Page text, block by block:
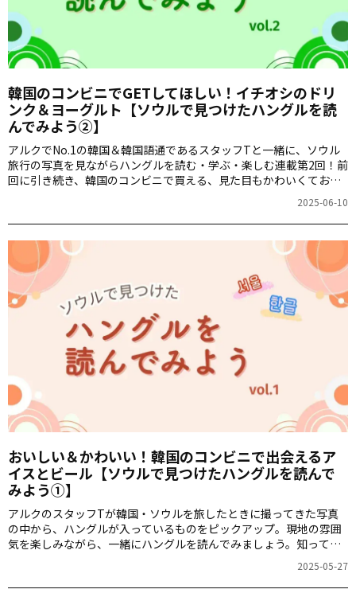
韓国のコンビニでGETしてほしい！イチオシのドリ
ンク＆ヨーグルト【ソウルで見つけたハングルを読
んでみよう②】
アルクでNo.1の韓国＆韓国語通であるスタッフTと一緒に、ソウル
旅行の写真を見ながらハングルを読む・学ぶ・楽しむ連載第2回！前
回に引き続き、韓国のコンビニで買える、見た目もかわいくておい
しそうな商品を取り上げます。もちろん、韓国旅行に役立つtipsも
2025-06-10
おいしい＆かわいい！韓国のコンビニで出会えるア
イスとビール【ソウルで見つけたハングルを読んで
みよう①】
アルクのスタッフTが韓国・ソウルを旅したときに撮ってきた写真
の中から、ハングルが入っているものをピックアップ。現地の雰囲
気を楽しみながら、一緒にハングルを読んでみましょう。知ってお
2025-05-27